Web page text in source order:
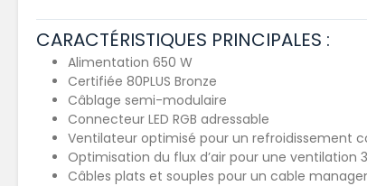
CARACTÉRISTIQUES PRINCIPALES :
Alimentation 650 W
Certifiée 80PLUS Bronze
Câblage semi-modulaire
Connecteur LED RGB adressable
Ventilateur optimisé pour un refroidissement
Optimisation du flux d’air pour une ventilation
Câbles plats et souples pour un cable